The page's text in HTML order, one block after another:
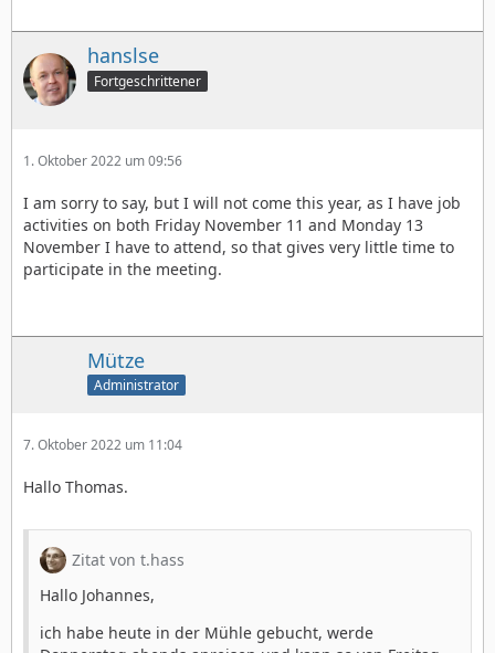
hanslse
Fortgeschrittener
1. Oktober 2022 um 09:56
I am sorry to say, but I will not come this year, as I have job
activities on both Friday November 11 and Monday 13
November I have to attend, so that gives very little time to
participate in the meeting.
Mütze
Administrator
7. Oktober 2022 um 11:04
Hallo Thomas.
Zitat von t.hass
Hallo Johannes,
ich habe heute in der Mühle gebucht, werde